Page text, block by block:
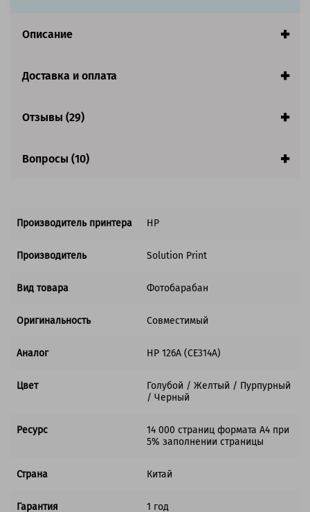
Описание
Доставка и оплата
Отзывы (29)
Вопросы (10)
Производитель принтера HP
Производитель Solution Print
Вид товара Фотобарабан
Оригинальность Совместимый
Аналог HP 126А (CE314A)
Цвет
Голубой / Желтый / Пурпурный
/ Черный
Ресурс
14 000 страниц формата А4 при
5% заполнении страницы
Страна Китай
Гарантия 1 год